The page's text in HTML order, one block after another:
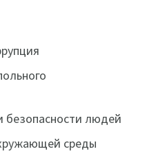
безопасности людей
среды